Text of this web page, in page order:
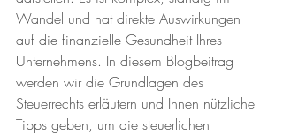
Wandel und hat direkte Auswirkungen
auf die finanzielle Gesundheit Ihres
Unternehmens. In diesem Blogbeitrag
werden wir die Grundlagen des
Steuerrechts erläutern und Ihnen nützliche
Tipps geben, um die steuerlichen